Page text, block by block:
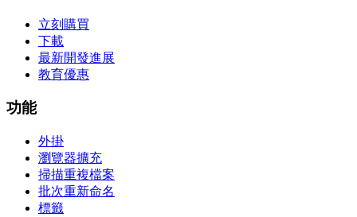
立刻購買
下載
最新開發進展
教育優惠
功能
外掛
瀏覽器擴充
掃描重複檔案
批次重新命名
標籤